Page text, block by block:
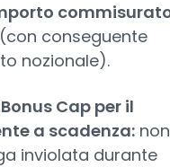
conseguente
nozionale).
Cap per il
a scadenza:
inviolata durante